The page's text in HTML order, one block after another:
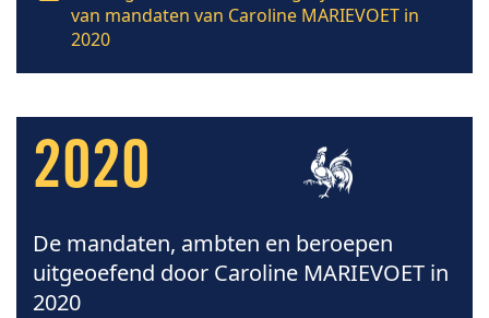
van mandaten van Caroline MARIEVOET in
2020
2020
De mandaten, ambten en beroepen
uitgeoefend door Caroline MARIEVOET in
2020